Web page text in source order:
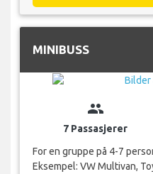
MINIBUSS
group
7 Passasjerer
For en gruppe på 4-7
Eksempel: VW Multivan,